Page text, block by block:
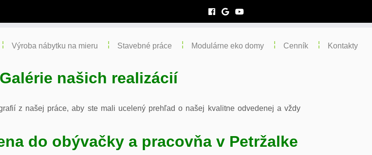
Výroba nábytku na mieru Stavebné práce Modulárne eko domy Cenník Kontakty
Galérie našich realizácií
z našej práce, aby ste mali ucelený prehľad o našej kvalitne odvedenej a vždy
do obývačky a pracovňa v Petržalke